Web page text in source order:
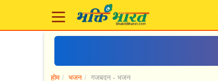
होम भजन गजबदन - भजन